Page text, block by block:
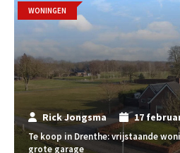
Rick Jongsma 17
Te koop in Drenthe: vrijstaande
grote garage
WONINGEN